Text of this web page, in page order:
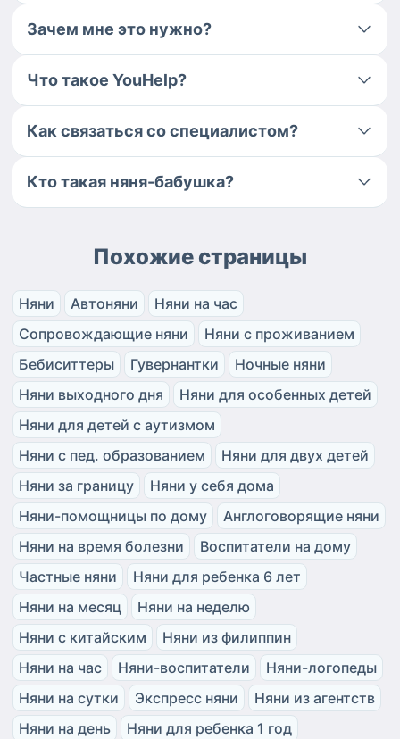
Зачем мне это нужно?
Что такое YouHelp?
Как связаться со специалистом?
Кто такая няня-бабушка?
Похожие страницы
Няни Автоняни
Няни на час
Сопровождающие няни
Няни с проживанием
Бебиситтеры
Гувернантки
Ночные няни
Няни выходного дня
Няни для особенных детей
Няни для детей с аутизмом
Няни с пед. образованием
Няни для двух детей
Няни за границу
Няни у себя дома
Няни-помощницы по дому
Англоговорящие няни
Няни на время болезни
Воспитатели на дому
Частные няни
Няни для ребенка 6 лет
Няни на месяц
Няни на неделю
Няни с китайским
Няни из филиппин
Няни на час
Няни-воспитатели
Няни-логопеды
Няни на сутки
Экспресс няни
Няни из агентств
Няни на день
Няни для ребенка 1 год